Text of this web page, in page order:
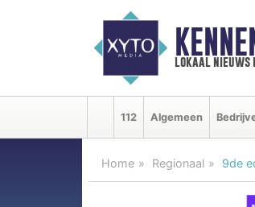
lokaal nieuws
112 Algemeen
Home Regionaal 9de